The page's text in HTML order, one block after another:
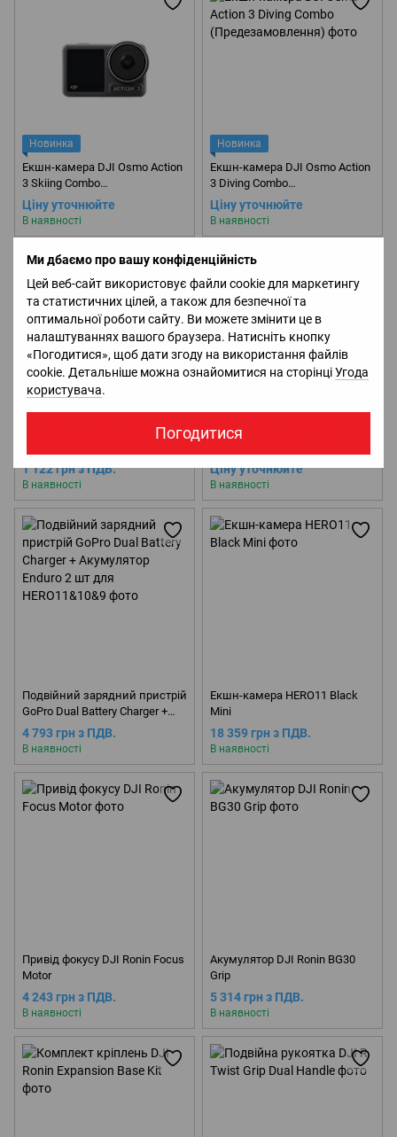
Ми дбаємо про вашу конфіденційність
Цей веб-сайт використовує файли cookie для маркетингу
та статистичних цілей, а також для безпечної та
оптимальної роботи сайту. Ви можете змінити це в
налаштуваннях вашого браузера. Натисніть кнопку
«Погодитися», щоб дати згоду на використання файлів
cookie. Детальніше можна ознайомитися на сторінціУгода
користувача.
Погодитися
Новинка
Екшн-камера DJI Osmo Action
3 Skiing Combo
(Предезамовлення)
Ціну уточнюйте
В наявності
Новинка
Екшн-камера DJI Osmo Action
3 Diving Combo
(Предезамовлення)
Ціну уточнюйте
В наявності
1 122 грн з ПДВ.
В наявності
Стабілізатор DJI RS 3 Mini
Ціну уточнюйте
В наявності
Подвійний зарядний пристрій
GoPro Dual Battery Charger +
Акумулятор Enduro 2 шт для
HERO11&10&9
4 793 грн з ПДВ.
В наявності
Екшн-камера HERO11 Black
Mini
18 359 грн з ПДВ.
В наявності
Привід фокусу DJI Ronin Focus
Motor
4 243 грн з ПДВ.
В наявності
Акумулятор DJI Ronin BG30
Grip
5 314 грн з ПДВ.
В наявності